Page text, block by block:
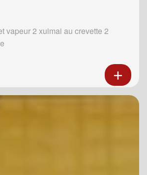
vapeur 2 xuimai au crevette 2